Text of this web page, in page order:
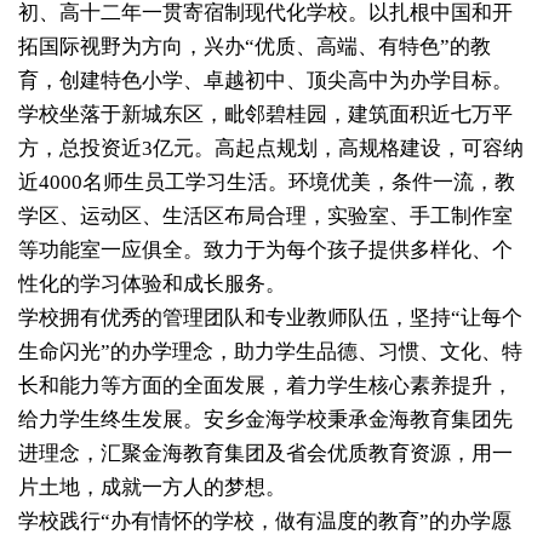
初、高十二年一贯寄宿制现代化学校。以扎根中国和开
拓国际视野为方向，兴办“优质、高端、有特色”的教
育，创建特色小学、卓越初中、顶尖高中为办学目标。
学校坐落于新城东区，毗邻碧桂园，建筑面积近七万平
方，总投资近3亿元。高起点规划，高规格建设，可容纳
近4000名师生员工学习生活。环境优美，条件一流，教
学区、运动区、生活区布局合理，实验室、手工制作室
等功能室一应俱全。致力于为每个孩子提供多样化、个
性化的学习体验和成长服务。
学校拥有优秀的管理团队和专业教师队伍，坚持“让每个
生命闪光”的办学理念，助力学生品德、习惯、文化、特
长和能力等方面的全面发展，着力学生核心素养提升，
给力学生终生发展。安乡金海学校秉承金海教育集团先
进理念，汇聚金海教育集团及省会优质教育资源，用一
片土地，成就一方人的梦想。
学校践行“办有情怀的学校，做有温度的教育”的办学愿